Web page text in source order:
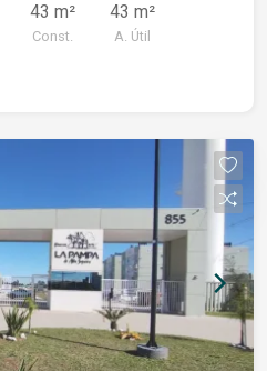
43 m²
Const.
43 m²
A. Útil